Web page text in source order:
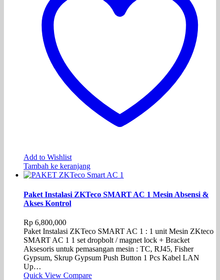
Add to Wishlist
Tambah ke keranjang
Paket Instalasi ZKTeco SMART AC 1 Mesin Absensi &
Akses Kontrol
Rp 6,800,000
Paket Instalasi ZKTeco SMART AC 1 : 1 unit Mesin ZKteco
SMART AC 1 1 set dropbolt / magnet lock + Bracket
Aksesoris untuk pemasangan mesin : TC, RJ45, Fisher
Gypsum, Skrup Gypsum Push Button 1 Pcs Kabel LAN
Up…
Quick View Compare